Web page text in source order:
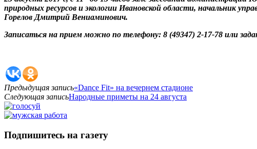
природных ресурсов и экологии Ивановской области, начальник
Горелов Дмитрий Вениаминович.
Записаться на прием можно по телефону: 8 (49347) 2-17-78 или
Предыдущая запись«Dance Fit» на вечернем стадионе
Следующая записьНародные приметы на 24 августа
Подпишитесь на газету